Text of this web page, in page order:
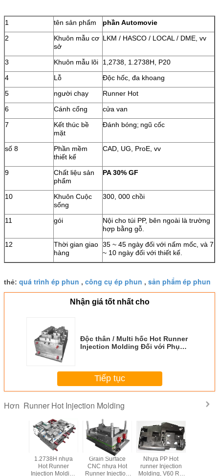
1 tên sản phẩm
phần Automovie
2
Khuôn mẫu cơ
sở
LKM / HASCO / LOCAL / DME, vv
3 Khuôn mẫu lõi
1,2738, 1.2738H, P20
4
Lỗ
Độc hốc, đa khoang
5
người chạy
Runner Hot
6
Cánh cổng
cửa van
7
Kết thúc bề
mặt
Đánh bóng; ngũ cốc
số 8
Phần mềm
thiết kế
CAD, UG, ProE, vv
9
Chất liệu sản
phẩm
PA 30% GF
10
Khuôn Cuộc
sống
300, 000 chồi
11 gói
Nội cho túi PP, bên ngoài là trường
hợp bằng gỗ.
12
Thời gian giao
hàng
35 ~ 45 ngày đối với nấm mốc, và 7
~ 10 ngày đối với thiết kế.
thẻ: quá trình ép phun , công cụ ép phun , sản phẩm ép phun
Nhận giá tốt nhất cho
Độc thân / Multi hốc Hot Runner
Injection Molding Đối với Phụ
Tiếp tục
Hơn Runner Hot Injection Molding
1.2738H nhựa
Hot Runner
Injection Molding
Grain Surface
CNC nhựa Hot
Runner Injection
Nhựa PP Hot
runner Injection
Molding, V60 RR